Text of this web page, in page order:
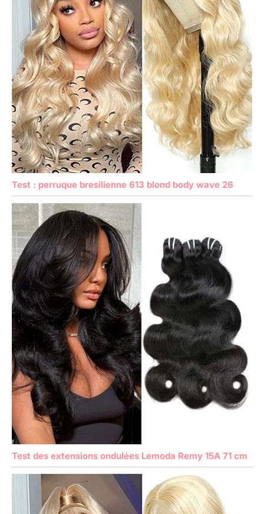
Test : perruque bresilienne 613 blond body wave 26
Test des extensions ondulées Lemoda Remy 15A 71 cm